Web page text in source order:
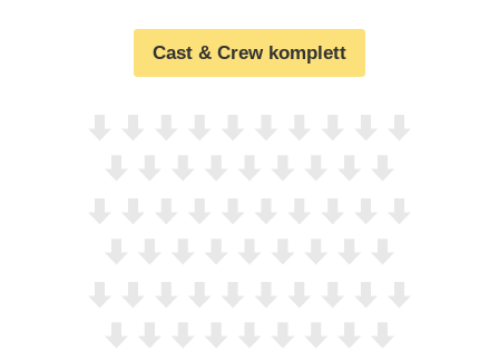
Cast & Crew komplett